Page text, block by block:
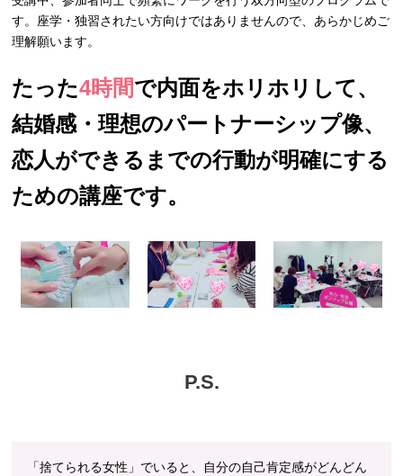
す。座学・独習されたい方向けではありませんので、あらかじめご
理解願います。
たった4時間で内面をホリホリして、
結婚感・理想のパートナーシップ像、
恋人ができるまでの行動が明確にする
ための講座です。
P.S.
「捨てられる女性」でいると、自分の自己肯定感がどんどん